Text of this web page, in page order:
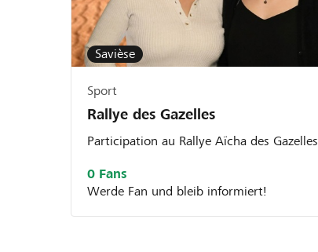
Savièse
Sport
Rallye des Gazelles
Participation au Rallye Aïcha des Gazelles
0 Fans
Werde Fan und bleib informiert!